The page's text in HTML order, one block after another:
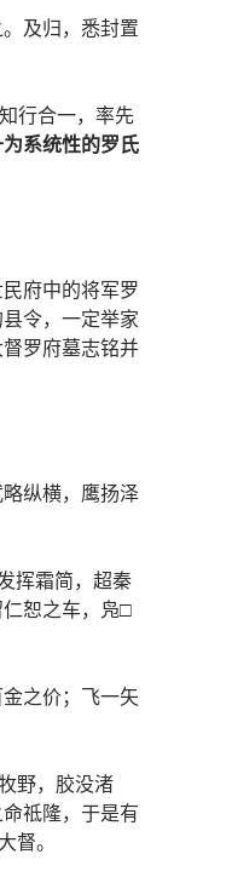
及归，悉封置
行合一，率先
系统性的罗氏
府中的将军罗
令，一定举家
罗府墓志铭并
纵横，鹰扬泽
挥霜简，超秦
恕之车，凫□
之价；飞一矢
野，胶没渚
祗隆，于是有
督。